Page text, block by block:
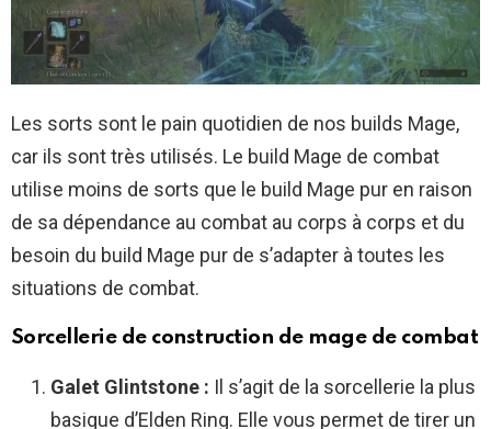
Les sorts sont le pain quotidien de nos builds Mage,
car ils sont très utilisés. Le build Mage de combat
utilise moins de sorts que le build Mage pur en raison
de sa dépendance au combat au corps à corps et du
besoin du build Mage pur de s’adapter à toutes les
situations de combat.
Sorcellerie de construction de mage de combat
Galet Glintstone : Il s’agit de la sorcellerie la plus
basique d’Elden Ring. Elle vous permet de tirer un